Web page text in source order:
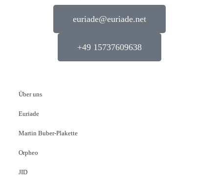
euriade@euriade.net
+49 15737609638
Über uns
Euriade
Martin Buber-Plakette
Orpheo
JID